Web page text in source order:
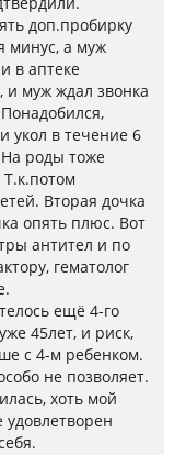
доп.пробирку
минус, а муж
в аптеке
и муж ждал звонка
укол в течение 6
На роды тоже
Вторая дочка
опять плюс. Вот
антител и по
гематолог
ещё 4-го
45лет, и риск,
с 4-м ребенком.
не позволяет.
хоть мой